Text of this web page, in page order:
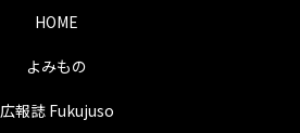
HOME
よみもの
広報誌 Fukujuso